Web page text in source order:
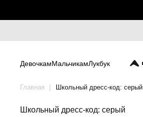
ДевочкамМальчикамЛукбук
Главная Школьный дресс-код: серый
Школьный дресс-код: серый